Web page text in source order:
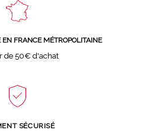
EN FRANCE MÉTROPOLITAINE
de 50€ d'achat
SÉCURISÉ